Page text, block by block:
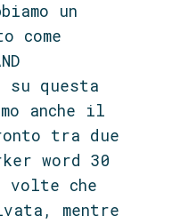
un
come
questa
anche il
tra due
word 30
volte che
mentre